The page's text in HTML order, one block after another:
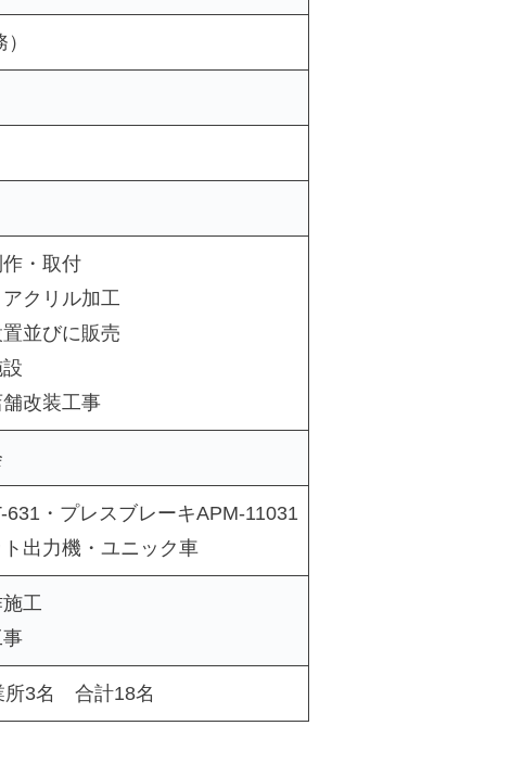
・取付
クリル加工
並びに販売
改装工事
631・プレスブレーキAPM-11031
出力機・ユニック車
工
3名 合計18名